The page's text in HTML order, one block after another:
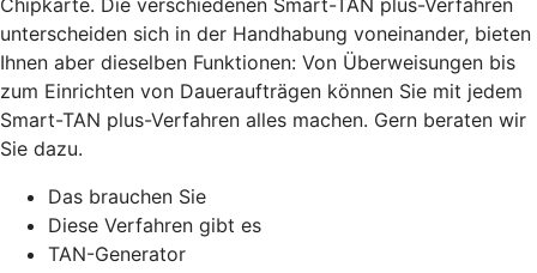
unterscheiden sich in der Handhabung voneinander, bieten
Ihnen aber dieselben Funktionen: Von Überweisungen bis
zum Einrichten von Daueraufträgen können Sie mit jedem
Smart-TAN plus-Verfahren alles machen. Gern beraten wir
Sie dazu.
Das brauchen Sie
Diese Verfahren gibt es
TAN-Generator